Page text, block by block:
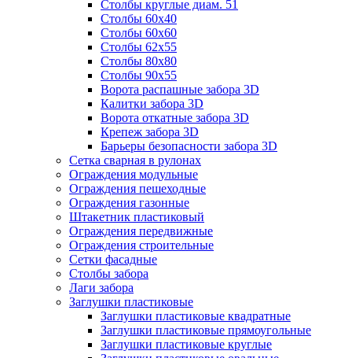
Столбы круглые диам. 51
Столбы 60х40
Столбы 60х60
Столбы 62х55
Столбы 80х80
Столбы 90х55
Ворота распашные забора 3D
Калитки забора 3D
Ворота откатные забора 3D
Крепеж забора 3D
Барьеры безопасности забора 3D
Сетка сварная в рулонах
Ограждения модульные
Ограждения пешеходные
Ограждения газонные
Штакетник пластиковый
Ограждения передвижные
Ограждения строительные
Сетки фасадные
Столбы забора
Лаги забора
Заглушки пластиковые
Заглушки пластиковые квадратные
Заглушки пластиковые прямоугольные
Заглушки пластиковые круглые